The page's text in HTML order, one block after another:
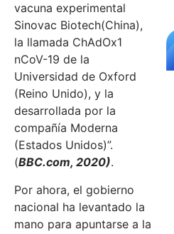
vacuna experimental
Sinovac Biotech(China),
la llamada ChAdOx1
nCoV-19 de la
Universidad de Oxford
(Reino Unido), y la
desarrollada por la
compañía Moderna
(Estados Unidos)”.
(BBC.com, 2020).
Por ahora, el gobierno
nacional ha levantado la
mano para apuntarse a la